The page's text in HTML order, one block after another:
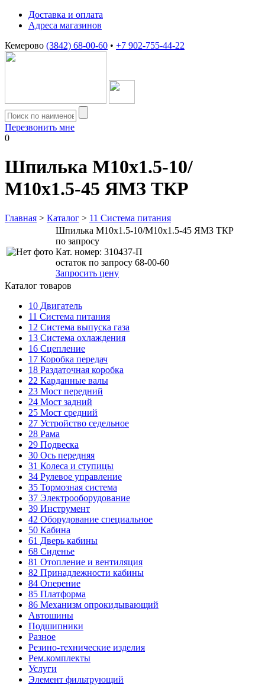
Доставка и оплата
Адреса магазинов
Кемерово (3842) 68-00-60 • +7 902-755-44-22
Перезвонить мне
0
Шпилька М10х1.5-10/
М10х1.5-45 ЯМЗ ТКР
Главная > Каталог > 11 Система питания
Шпилька М10х1.5-10/М10х1.5-45 ЯМЗ ТКР
по запросу
Кат. номер: 310437-П
остаток по запросу 68-00-60
Запросить цену
Каталог товаров
10 Двигатель
11 Система питания
12 Система выпуска газа
13 Система охлаждения
16 Сцепление
17 Коробка передач
18 Раздаточная коробка
22 Карданные валы
23 Мост передний
24 Мост задний
25 Мост средний
27 Устройство седельное
28 Рама
29 Подвеска
30 Ось передняя
31 Колеса и ступицы
34 Рулевое управление
35 Тормозная система
37 Электрооборудование
39 Инструмент
42 Оборудование специальное
50 Кабина
61 Дверь кабины
68 Сиденье
81 Отопление и вентиляция
82 Принадлежности кабины
84 Оперение
85 Платформа
86 Механизм опрокидывающий
Автошины
Подшипники
Разное
Резино-технические изделия
Рем.комплекты
Услуги
Элемент фильтрующий